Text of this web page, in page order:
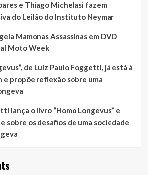
e Thiago Michelasi fazem
do Leilão do Instituto Neymar
Mamonas Assassinas em DVD
Moto Week
de Luiz Paulo Foggetti, já está à
e propõe reflexão sobre uma
lança o livro “Homo Longevus” e
sobre os desafios de uma sociedade